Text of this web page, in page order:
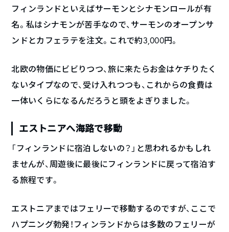
フィンランドといえばサーモンとシナモンロールが有
名。私はシナモンが苦手なので、サーモンのオープンサ
ンドとカフェラテを注文。これで約3,000円。
北欧の物価にビビりつつ、旅に来たらお金はケチりたく
ないタイプなので、受け入れつつも、これからの食費は
一体いくらになるんだろうと頭をよぎりました。
エストニアへ海路で移動
「フィンランドに宿泊しないの？」と思われるかもしれ
ませんが、周遊後に最後にフィンランドに戻って宿泊す
る旅程です。
エストニアまではフェリーで移動するのですが、ここで
ハプニング勃発！フィンランドからは多数のフェリーが